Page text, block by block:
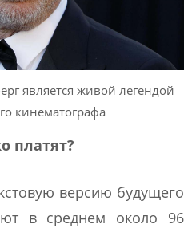
является живой легендой
кинематографа
платят?
версию будущего
в среднем около 96